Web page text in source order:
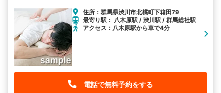
住所：群馬県渋川市北橘町下箱田79
最寄り駅： 八木原駅 / 渋川駅 / 群馬総社駅
アクセス：八木原駅から車で4分
電話で無料予約をする